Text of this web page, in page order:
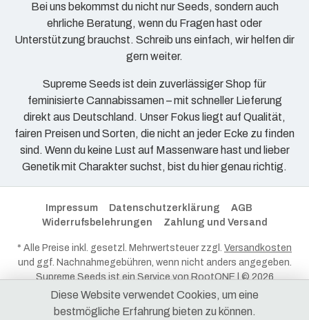
Bei uns bekommst du nicht nur Seeds, sondern auch
ehrliche Beratung, wenn du Fragen hast oder
Unterstützung brauchst. Schreib uns einfach, wir helfen dir
gern weiter.
Supreme Seeds ist dein zuverlässiger Shop für
feminisierte Cannabissamen – mit schneller Lieferung
direkt aus Deutschland. Unser Fokus liegt auf Qualität,
fairen Preisen und Sorten, die nicht an jeder Ecke zu finden
sind. Wenn du keine Lust auf Massenware hast und lieber
Genetik mit Charakter suchst, bist du hier genau richtig.
Impressum Datenschutzerklärung
AGB
Widerrufsbelehrungen
Zahlung und Versand
* Alle Preise inkl. gesetzl. Mehrwertsteuer zzgl. Versandkosten
und ggf. Nachnahmegebühren, wenn nicht anders angegeben.
Supreme Seeds ist ein Service vonRootONE| © 2026
RootONE - Alle Rechte vorbehalten.
Diese Website verwendet Cookies, um eine
bestmögliche Erfahrung bieten zu können.